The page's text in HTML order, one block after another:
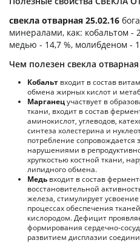
свекла отварная 25.02.16
минералами, как: кобальтом -
медью - 14,7 %, молибденом -
Чем полезен свекла
Кобальт входит в состав
обмена жирных кислот и
Марганецучаствует в
ткани, входит в состав
аминокислот, углеводов,
синтеза холестерина и
потребление сопровождается
нарушениями в
хрупкостью костной ткани,
липидного обмена.
Медь входит в состав
восстановительной
железа, стимулирует
процессах обеспечения
кислородом. Дефицит
формирования сердечно-
развитием дисплазии